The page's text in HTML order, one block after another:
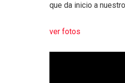
que da inicio a
ver fotos